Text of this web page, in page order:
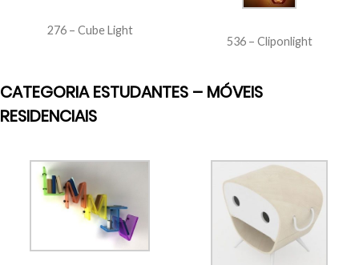
276 – Cube Light
536 – Cliponlight
CATEGORIA ESTUDANTES – MÓVEIS
RESIDENCIAIS